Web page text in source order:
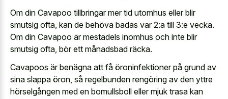
Om din Cavapoo tillbringar mer tid utomhus eller blir
smutsig ofta, kan de behöva badas var 2:a till 3:e vecka.
Om din Cavapoo är mestadels inomhus och inte blir
smutsig ofta, bör ett månadsbad räcka.
Cavapoos är benägna att få öroninfektioner på grund av
sina slappa öron, så regelbunden rengöring av den yttre
hörselgången med en bomullsboll eller mjuk trasa kan